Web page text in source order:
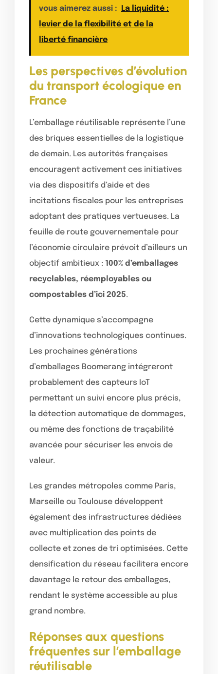
vous aimerez aussi :
La liquidité :
levier de la flexibilité et de la
liberté financière
Les perspectives d’évolution
du transport écologique en
France
L’emballage réutilisable représente l’une
des briques essentielles de la logistique
de demain. Les autorités françaises
encouragent activement ces initiatives
via des dispositifs d’aide et des
incitations fiscales pour les entreprises
adoptant des pratiques vertueuses. La
feuille de route gouvernementale pour
l’économie circulaire prévoit d’ailleurs un
objectif ambitieux : 100% d’emballages
recyclables, réemployables ou
compostables d’ici 2025.
Cette dynamique s’accompagne
d’innovations technologiques continues.
Les prochaines générations
d’emballages Boomerang intégreront
probablement des capteurs IoT
permettant un suivi encore plus précis,
la détection automatique de dommages,
ou même des fonctions de traçabilité
avancée pour sécuriser les envois de
valeur.
Les grandes métropoles comme Paris,
Marseille ou Toulouse développent
également des infrastructures dédiées
avec multiplication des points de
collecte et zones de tri optimisées. Cette
densification du réseau facilitera encore
davantage le retour des emballages,
rendant le système accessible au plus
grand nombre.
Réponses aux questions
fréquentes sur l’emballage
réutilisable